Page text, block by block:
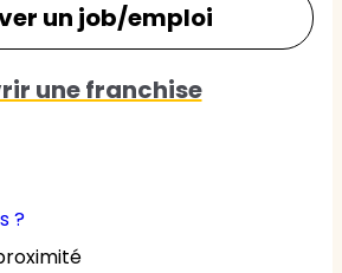
?
un job/emploi
une franchise